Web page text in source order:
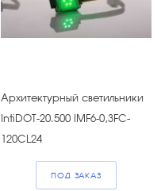
Архитектурный светильники
IntiDOT-20.500 IMF6-0,3FC-
120CL24
ПОД ЗАКАЗ